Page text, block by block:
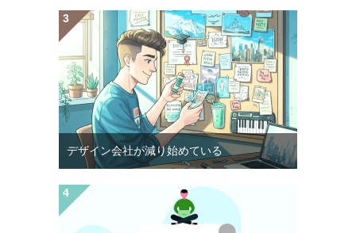
デザイン会社が減り始めている